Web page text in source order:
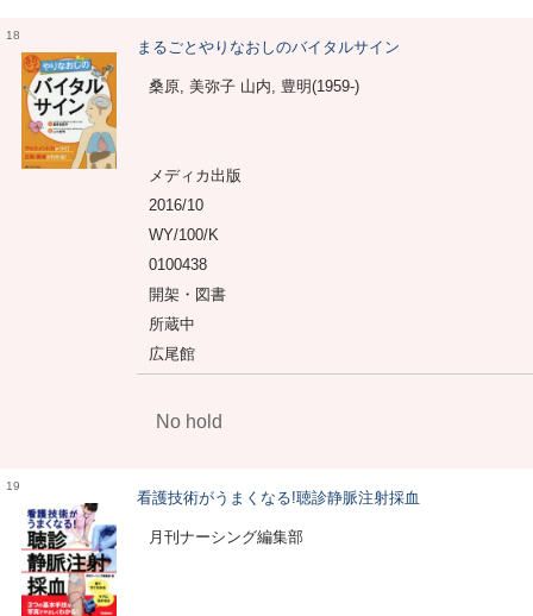
18
まるごとやりなおしのバイタルサイン
桑原, 美弥子 山内, 豊明(1959-)
メディカ出版
2016/10
WY/100/K
0100438
開架・図書
所蔵中
広尾館
No hold
19
看護技術がうまくなる!聴診静脈注射採血
月刊ナーシング編集部